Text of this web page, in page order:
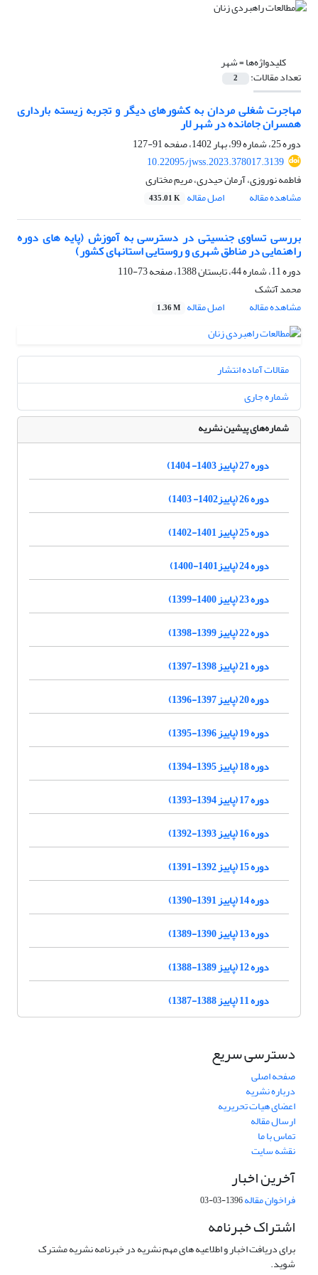
کلیدواژه‌ها =شهر
تعداد مقالات: 2
مهاجرت شغلی مردان به کشورهای دیگر و تجربه زیسته بارداری
همسران جامانده در شهر لار
دوره 25، شماره 99، بهار 1402، صفحه
91-127
10.22095/jwss.2023.378017.3139
فاطمه نوروزی، آرمان حیدری، مریم مختاری
مشاهده مقاله
اصل مقاله 435.01 K
بررسی تساوی جنسیتی در دسترسی به آموزش (پایه های دوره
راهنمایی در مناطق شهری و روستایی استانهای کشور)
دوره 11، شماره 44، تابستان 1388، صفحه
73-110
محمد آتشک
مشاهده مقاله
اصل مقاله 1.36 M
مقالات آماده انتشار
شماره جاری
شماره‌های پیشین نشریه
دوره 27 (پاییز 1403- 1404)
دوره 26 (پاییز1402- 1403)
دوره 25 (پاییز 1401-1402)
دوره 24 (پاییز1401-1400)
دوره 23 (پاییز 1400-1399)
دوره 22 (پاییز 1399-1398)
دوره 21 (پاییز 1398-1397)
دوره 20 (پاییز 1397-1396)
دوره 19 (پاییز 1396-1395)
دوره 18 (پاییز 1395-1394)
دوره 17 (پاییز 1394-1393)
دوره 16 (پاییز 1393-1392)
دوره 15 (پاییز 1392-1391)
دوره 14 (پاییز 1391-1390)
دوره 13 (پاییز 1390-1389)
دوره 12 (پاییز 1389-1388)
دوره 11 (پاییز 1388-1387)
دسترسی سریع
صفحه اصلی
درباره نشریه
اعضای هیات تحریریه
ارسال مقاله
تماس با ما
نقشه سایت
آخرین اخبار
فراخوان مقاله1396-03-03
اشتراک خبرنامه
برای دریافت اخبار و اطلاعیه های مهم نشریه در خبرنامه نشریه مشترک
شوید.